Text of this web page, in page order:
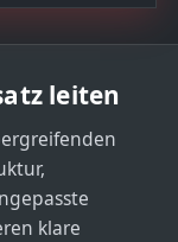
leiten
klare